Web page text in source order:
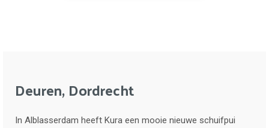
Deuren, Dordrecht
In Alblasserdam heeft Kura een mooie nieuwe schuifpui